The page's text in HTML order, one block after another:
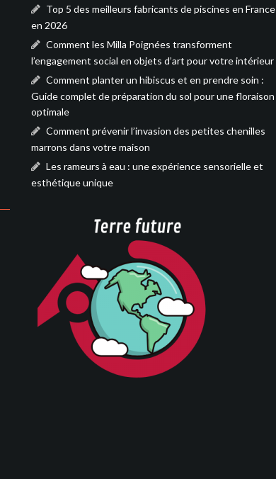
Top 5 des meilleurs fabricants de piscines en France
en 2026
Comment les Milla Poignées transforment
l’engagement social en objets d’art pour votre intérieur
Comment planter un hibiscus et en prendre soin :
Guide complet de préparation du sol pour une floraison
optimale
Comment prévenir l’invasion des petites chenilles
marrons dans votre maison
Les rameurs à eau : une expérience sensorielle et
esthétique unique